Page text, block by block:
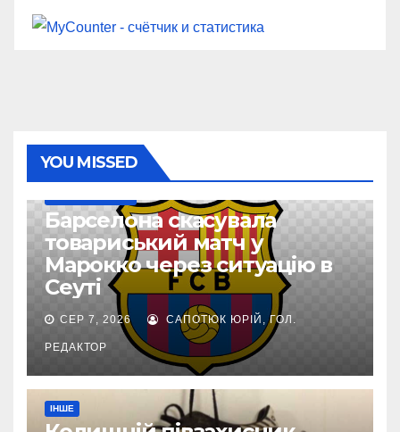
YOU MISSED
Барселона скасувала
товариський матч у
Марокко через ситуацію в
Сеуті
СЕР 7, 2026 САПОТЮК ЮРІЙ, ГОЛ.
РЕДАКТОР
ІНШЕ